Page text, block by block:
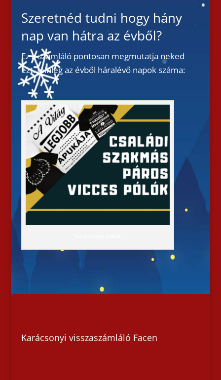
Szeretnéd tudni hogy hány
nap van hátra az évből?
Ez a számláló pontosan megmutatja neked
ezt. Jelnleg az évből háralévő napok száma:
Karácsonyi visszaszámláló Facen